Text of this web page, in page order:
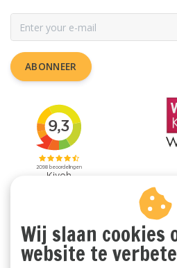
ABONNEER
Wij slaan cookies
website te